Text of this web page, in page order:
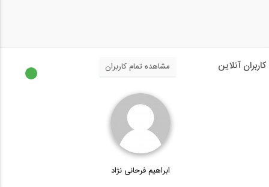
کاربران آنلاین مشاهده تمام کاربران
ابراهیم فرحانی نژاد